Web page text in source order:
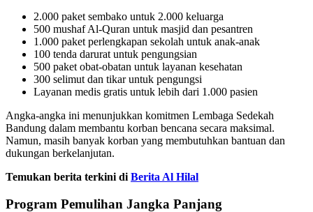
2.000 paket sembako untuk 2.000 keluarga
500 mushaf Al-Quran untuk masjid dan pesantren
1.000 paket perlengkapan sekolah untuk anak-anak
100 tenda darurat untuk pengungsian
500 paket obat-obatan untuk layanan kesehatan
300 selimut dan tikar untuk pengungsi
Layanan medis gratis untuk lebih dari 1.000 pasien
Angka-angka ini menunjukkan komitmen Lembaga Sedekah
Bandung dalam membantu korban bencana secara maksimal.
Namun, masih banyak korban yang membutuhkan bantuan dan
dukungan berkelanjutan.
Temukan berita terkini di Berita Al Hilal
Program Pemulihan Jangka Panjang